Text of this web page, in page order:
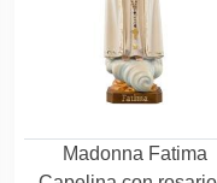
Madonna Fatima